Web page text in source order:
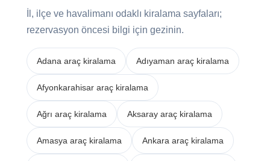
İl, ilçe ve havalimanı odaklı kiralama sayfaları;
rezervasyon öncesi bilgi için gezinin.
Adana araç kiralama Adıyaman araç kiralama
Afyonkarahisar araç kiralama
Ağrı araç kiralama Aksaray araç kiralama
Amasya araç kiralama Ankara araç kiralama